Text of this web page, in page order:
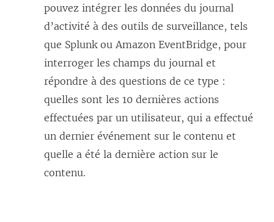
pouvez intégrer les données du journal
d’activité à des outils de surveillance, tels
que Splunk ou Amazon EventBridge, pour
interroger les champs du journal et
répondre à des questions de ce type :
quelles sont les 10 dernières actions
effectuées par un utilisateur, qui a effectué
un dernier événement sur le contenu et
quelle a été la dernière action sur le
contenu.